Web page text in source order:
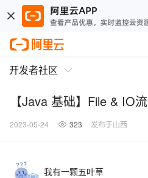
开发者社区
【Java 基础】File & IO流
2023-05-24 323 发布于山西
我有一颗五叶草